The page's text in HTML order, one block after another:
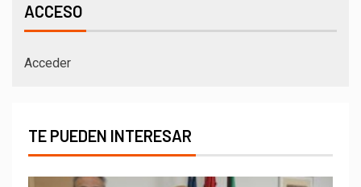
ACCESO
Acceder
TE PUEDEN INTERESAR